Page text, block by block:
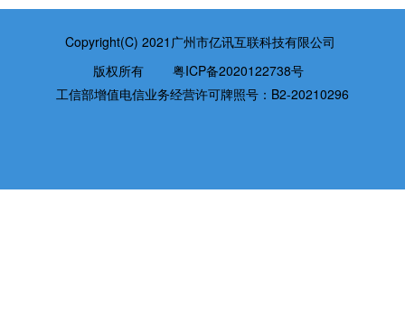
Copyright(C) 2021广州市亿讯互联科技有限公司
版权所有粤ICP备2020122738号
工信部增值电信业务经营许可牌照号：B2-20210296